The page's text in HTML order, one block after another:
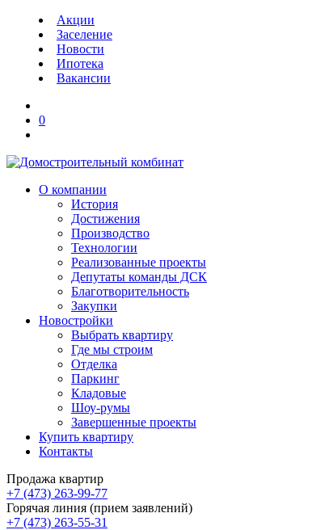
Акции
Заселение
Новости
Ипотека
Вакансии
0
О компании
История
Достижения
Производство
Технологии
Реализованные проекты
Депутаты команды ДСК
Благотворительность
Закупки
Новостройки
Выбрать квартиру
Где мы строим
Отделка
Паркинг
Кладовые
Шоу-румы
Завершенные проекты
Купить квартиру
Контакты
Продажа квартир
+7 (473) 263-99-77
Горячая линия (прием заявлений)
+7 (473) 263-55-31